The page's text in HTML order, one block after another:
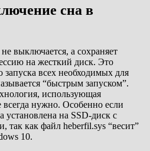
сна в
выключается, а сохраняет
на жесткий диск. Это
запуска всех необходимых для
“быстрым запуском”.
использующая
нужно. Особенно если
установлена на SSD-диск с
так как файл heberfil.sys “весит”
10.